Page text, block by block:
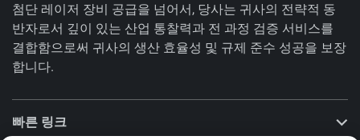
첨단 레이저 장비 공급을 넘어서, 당사는 귀사의 전략적 동
반자로서 깊이 있는 산업 통찰력과 전 과정 검증 서비스를
결합함으로써 귀사의 생산 효율성 및 규제 준수 성공을 보장
합니다.
빠른 링크